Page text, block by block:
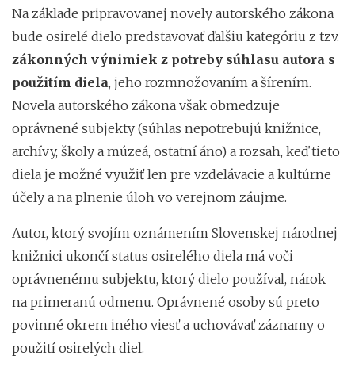
Na základe pripravovanej novely autorského zákona
bude osirelé dielo predstavovať ďalšiu kategóriu z tzv.
zákonných výnimiek z potreby súhlasu autora s
použitím diela, jeho rozmnožovaním a šírením.
Novela autorského zákona však obmedzuje
oprávnené subjekty (súhlas nepotrebujú knižnice,
archívy, školy a múzeá, ostatní áno) a rozsah, keď tieto
diela je možné využiť len pre vzdelávacie a kultúrne
účely a na plnenie úloh vo verejnom záujme.
Autor, ktorý svojím oznámením Slovenskej národnej
knižnici ukončí status osirelého diela má voči
oprávnenému subjektu, ktorý dielo používal, nárok
na primeranú odmenu. Oprávnené osoby sú preto
povinné okrem iného viesť a uchovávať záznamy o
použití osirelých diel.